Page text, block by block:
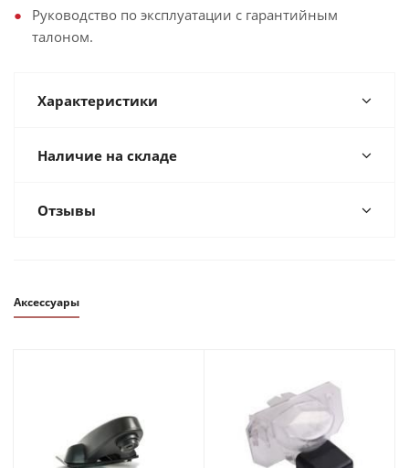
Руководство по эксплуатации с гарантийным
талоном.
Характеристики
Наличие на складе
Отзывы
Аксессуары